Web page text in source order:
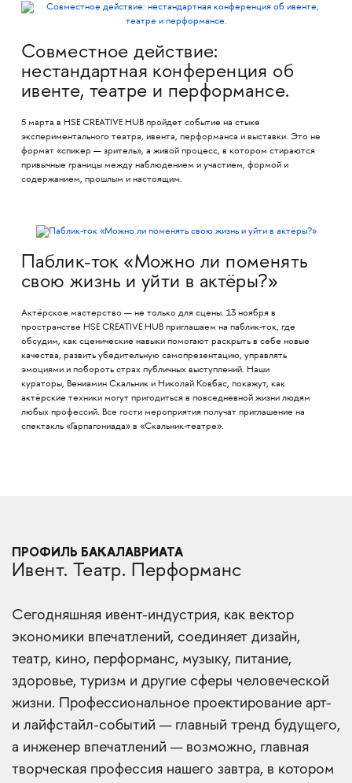
Совместное действие:
нестандартная конференция об
ивенте, театре и перформансе.
5 марта в HSE CREATIVE HUB пройдет событие на стыке
экспериментального театра, ивента, перформанса и выставки. Это не
формат «спикер — зритель», а живой процесс, в котором стираются
привычные границы между наблюдением и участием, формой и
содержанием, прошлым и настоящим.
Паблик-ток «Можно ли поменять
свою жизнь и уйти в актёры?»
Актёрское мастерство — не только для сцены. 13 ноября в
пространстве HSE CREATIVE HUB приглашаем на паблик-ток, где
обсудим, как сценические навыки помогают раскрыть в себе новые
качества, развить убедительную самопрезентацию, управлять
эмоциями и побороть страх публичных выступлений. Наши
кураторы, Вениамин Скальник и Николай Ковбас, покажут, как
актёрские техники могут пригодиться в повседневной жизни людям
любых профессий. Все гости мероприятия получат приглашение на
спектакль «Гарпагониада» в «Скальник-театре».
ПРОФИЛЬ БАКАЛАВРИАТА
Ивент. Театр. Перформанс
Сегодняшняя ивент-индустрия, как вектор
экономики впечатлений, соединяет дизайн,
театр, кино, перформанс, музыку, питание,
здоровье, туризм и другие сферы человеческой
жизни. Профессиональное проектирование арт-
и лайфстайл-событий — главный тренд будущего,
а инженер впечатлений — возможно, главная
творческая профессия нашего завтра, в котором